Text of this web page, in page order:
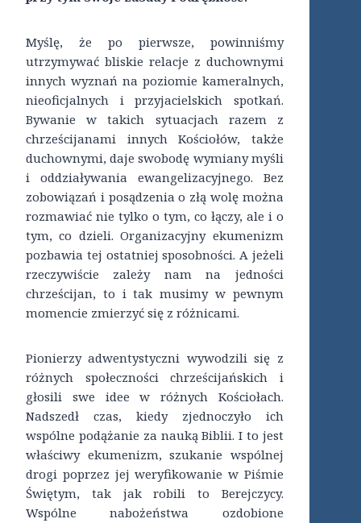
Myślę, że po pierwsze, powinniśmy
utrzymywać bliskie relacje z duchownymi
innych wyznań na poziomie kameralnych,
nieoficjalnych i przyjacielskich spotkań.
Bywanie w takich sytuacjach razem z
chrześcijanami innych Kościołów, także
duchownymi, daje swobodę wymiany myśli
i oddziaływania ewangelizacyjnego. Bez
zobowiązań i posądzenia o złą wolę można
rozmawiać nie tylko o tym, co łączy, ale i o
tym, co dzieli. Organizacyjny ekumenizm
pozbawia tej ostatniej sposobności. A jeżeli
rzeczywiście zależy nam na jedności
chrześcijan, to i tak musimy w pewnym
momencie zmierzyć się z różnicami.
Pionierzy adwentystyczni wywodzili się z
różnych społeczności chrześcijańskich i
głosili swe idee w różnych Kościołach.
Nadszedł czas, kiedy zjednoczyło ich
wspólne podążanie za nauką Biblii. I to jest
właściwy ekumenizm, szukanie wspólnej
drogi poprzez jej weryfikowanie w Piśmie
Świętym, tak jak robili to Berejczycy.
Wspólne nabożeństwa ozdobione